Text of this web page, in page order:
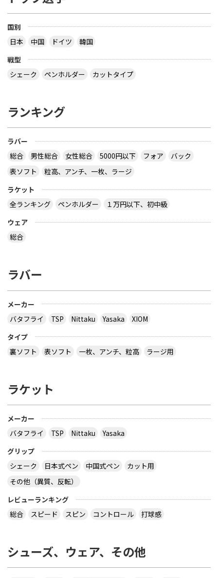
国別
日本
中国 ドイツ
韓国
戦型
シェーク
ペンホルダー カットタイプ
ランキング
ラバー
総合
男性総合 女性総合 5000円以下 フォア
バック
表ソフト
粒高、アンチ、一枚、ラージ
ラケット
全ランキング
ペンホルダー
１万円以下、初中級
ウェア
総合
ラバー
メーカー
バタフライ
TSP Nittaku Yasaka
XIOM
タイプ
裏ソフト
表ソフト 一枚、アンチ、粒高 ラージ用
ラケット
メーカー
バタフライ
TSP Nittaku
Yasaka
グリップ
シェーク
日本式ペン 中国式ペン
カット用
その他（異質、反転）
レビューランキング
総合
スピード スピン コントロール 打球感
シューズ、ウェア、その他